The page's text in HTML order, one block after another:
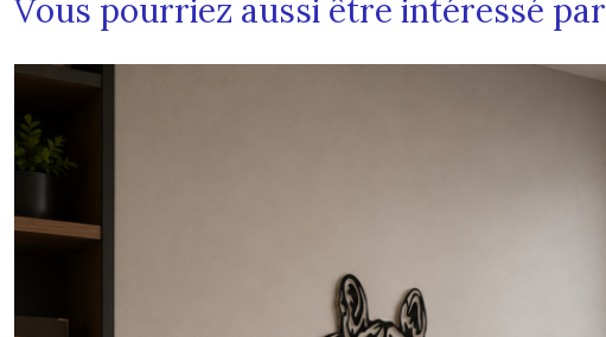
Vous pourriez aussi être intéressé par